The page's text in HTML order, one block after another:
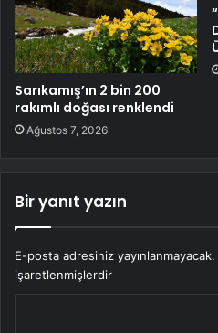
Sarıkamış’ın 2 bin 200
rakımlı doğası renklendi
Ağustos 7, 2026
Bir yanıt yazın
E-posta adresiniz yayınlanmayacak.
işaretlenmişlerdir